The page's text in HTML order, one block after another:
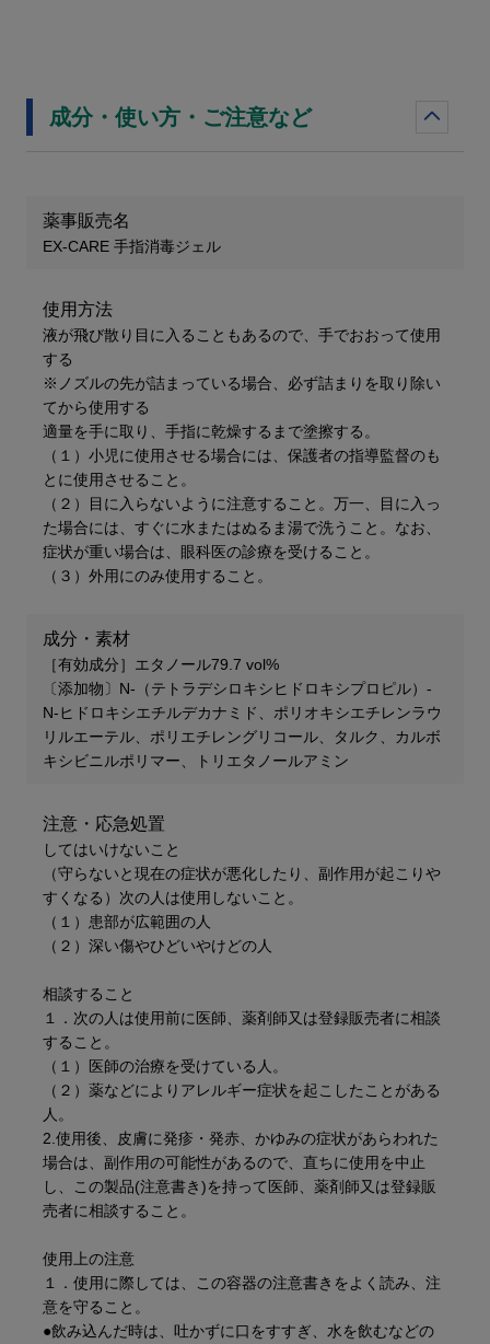
成分・使い方・ご注意など
薬事販売名
EX-CARE 手指消毒ジェル
使用方法
液が飛び散り目に入ることもあるので、​手でおおって使用
する​
※ノズルの先が詰まっている場合、必ず詰まりを取り除い
てから使用する​
適量を手に取り、手指に乾燥するまで塗擦する。
（１）小児に使用させる場合には、保護者の指導監督のも
とに使用させること。
（２）目に入らないように注意すること。万一、目に入っ
た場合には、すぐに水またはぬるま湯で洗うこと。なお、
症状が重い場合は、眼科医の診療を受けること。
（３）外用にのみ使用すること。
成分・素材
［有効成分］エタノール79.7 vol%
〔添加物〕N-（テトラデシロキシヒドロキシプロピル）-
N-ヒドロキシエチルデカナミド、ポリオキシエチレンラウ
リルエーテル、ポリエチレングリコール、タルク、カルボ
キシビニルポリマー、トリエタノールアミン
注意・応急処置
してはいけないこと
（守らないと現在の症状が悪化したり、副作用が起こりや
すくなる）次の人は使用しないこと。
（１）患部が広範囲の人
（２）深い傷やひどいやけどの人
相談すること
１．次の人は使用前に医師、薬剤師又は登録販売者に相談
すること。
（１）医師の治療を受けている人。
（２）薬などによりアレルギー症状を起こしたことがある
人。
2.使用後、皮膚に発疹・発赤、かゆみの症状があらわれた
場合は、副作用の可能性があるので、直ちに使用を中止
し、この製品(注意書き)を持って医師、薬剤師又は登録販
売者に相談すること。
使用上の注意
１．使用に際しては、この容器の注意書きをよく読み、注
意を守ること。
●飲み込んだ時は、吐かずに口をすすぎ、水を飲むなどの